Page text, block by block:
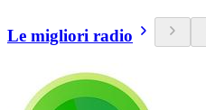
Le migliori radio